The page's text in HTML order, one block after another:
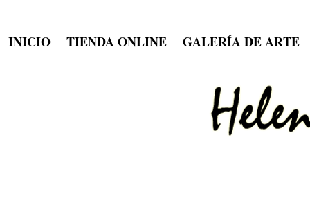
INICIO TIENDA ONLINE GALERÍA DE ARTE